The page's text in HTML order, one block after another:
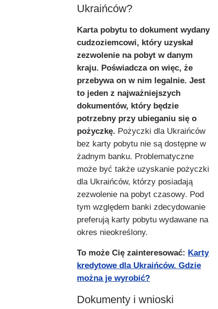
Ukraińców?
Karta pobytu to dokument wydany
cudzoziemcowi, który uzyskał
zezwolenie na pobyt w danym
kraju. Poświadcza on więc, że
przebywa on w nim legalnie. Jest
to jeden z najważniejszych
dokumentów, który będzie
potrzebny przy ubieganiu się o
pożyczkę. Pożyczki dla Ukraińców
bez karty pobytu nie są dostępne w
żadnym banku. Problematyczne
może być także uzyskanie pożyczki
dla Ukraińców, którzy posiadają
zezwolenie na pobyt czasowy. Pod
tym względem banki zdecydowanie
preferują karty pobytu wydawane na
okres nieokreślony.
To może Cię zainteresować: Karty
kredytowe dla Ukraińców. Gdzie
można je wyrobić?
Dokumenty i wnioski